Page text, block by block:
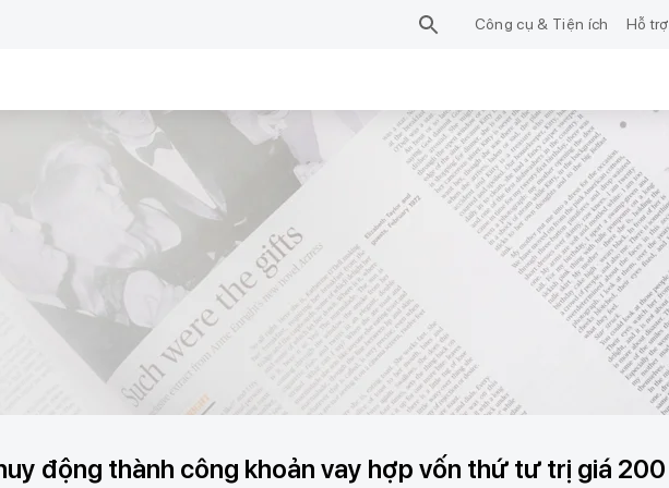
Công cụ & Tiện ích Hỗ trợ
động thành công khoản vay hợp vốn thứ tư trị giá 200